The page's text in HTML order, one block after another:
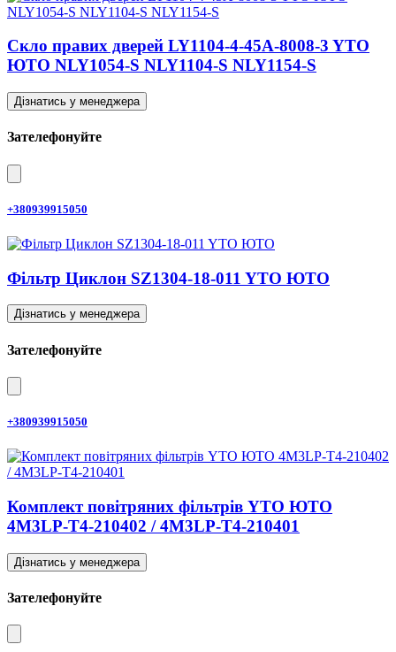
Скло правих дверей LY1104-4-45A-8008-3 YTO
ЮТО NLY1054-S NLY1104-S NLY1154-S
Дізнатись у менеджера
Зателефонуйте
+380939915050
Фільтр Циклон SZ1304-18-011 YTO ЮТО
Дізнатись у менеджера
Зателефонуйте
+380939915050
Комплект повітряних фільтрів YTO ЮТО
4M3LP-T4-210402 / 4M3LP-T4-210401
Дізнатись у менеджера
Зателефонуйте